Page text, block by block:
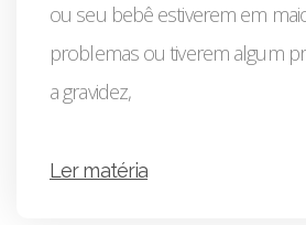
ou seu bebê estiverem em
problemas ou tiverem algum
a gravidez,
Ler matéria